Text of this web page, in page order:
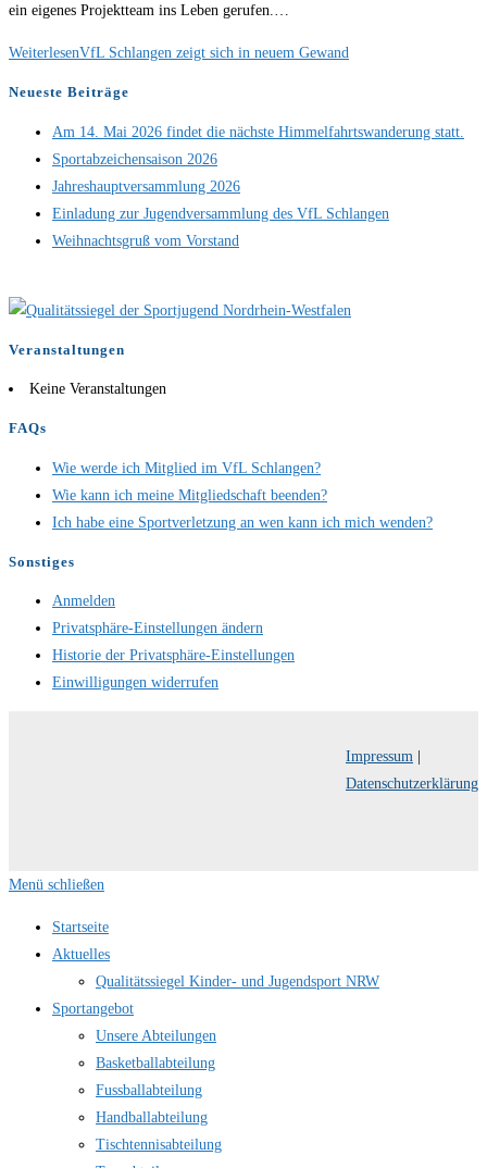
ein eigenes Projektteam ins Leben gerufen.…
WeiterlesenVfL Schlangen zeigt sich in neuem Gewand
Neueste Beiträge
Am 14. Mai 2026 findet die nächste Himmelfahrtswanderung statt.
Sportabzeichensaison 2026
Jahreshauptversammlung 2026
Einladung zur Jugendversammlung des VfL Schlangen
Weihnachtsgruß vom Vorstand
Veranstaltungen
Keine Veranstaltungen
FAQs
Wie werde ich Mitglied im VfL Schlangen?
Wie kann ich meine Mitgliedschaft beenden?
Ich habe eine Sportverletzung an wen kann ich mich wenden?
Sonstiges
Anmelden
Privatsphäre-Einstellungen ändern
Historie der Privatsphäre-Einstellungen
Einwilligungen widerrufen
Impressum
Datenschutzerklärung
Menü schließen
Startseite
Aktuelles
Qualitätssiegel Kinder- und Jugendsport NRW
Sportangebot
Unsere Abteilungen
Basketballabteilung
Fussballabteilung
Handballabteilung
Tischtennisabteilung